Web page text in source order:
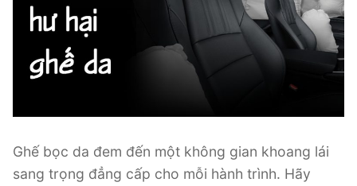
Ghế bọc da đem đến một không gian khoang lái
sang trọng đẳng cấp cho mỗi hành trình. Hãy